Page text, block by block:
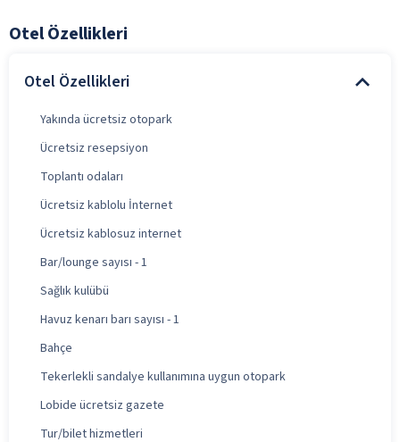
Otel Özellikleri
Otel Özellikleri
Yakında ücretsiz otopark
Ücretsiz resepsiyon
Toplantı odaları
Ücretsiz kablolu İnternet
Ücretsiz kablosuz internet
Bar/lounge sayısı - 1
Sağlık kulübü
Havuz kenarı barı sayısı - 1
Bahçe
Tekerlekli sandalye kullanımına uygun otopark
Lobide ücretsiz gazete
Tur/bilet hizmetleri